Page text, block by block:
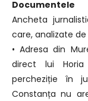
Documentele
Ancheta
care, analizate
• Adresa din
direct lui
percheziție în
Constanța nu